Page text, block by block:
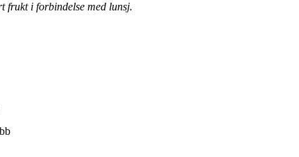
frukt i forbindelse med lunsj.